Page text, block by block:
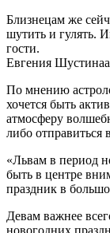
Близнецам же
шутить и гулять.
гости.
Евгения
По мнению
хочется быть
атмосферу
либо отправиться
«Львам в период
быть в центре
праздник в
Девам важнее
новогодних